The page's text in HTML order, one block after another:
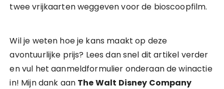
twee vrijkaarten weggeven voor de bioscoopfilm.
Wil je weten hoe je kans maakt op deze
avontuurlijke prijs? Lees dan snel dit artikel verder
en vul het aanmeldformulier onderaan de winactie
in! Mijn dank aan The Walt Disney Company